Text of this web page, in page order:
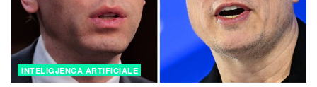
INTELIGJENCA ARTIFICIALE